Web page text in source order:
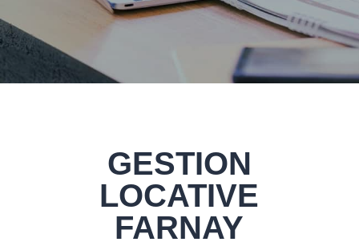
GESTION
LOCATIVE
FARNAY